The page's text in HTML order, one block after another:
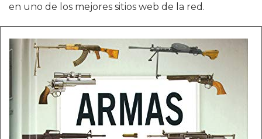
en uno de los mejores sitios web de la red.